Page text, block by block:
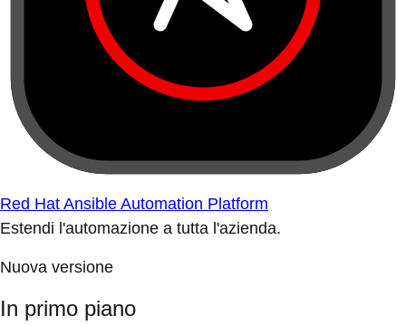
Red Hat Ansible Automation Platform
Estendi l'automazione a tutta l'azienda.
Nuova versione
In primo piano